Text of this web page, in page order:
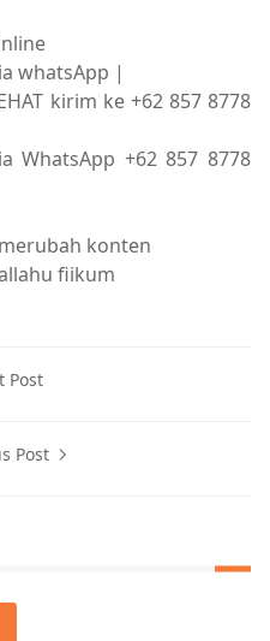
whatsApp |
kirim ke +62 857 8778
WhatsApp +62 857 8778
konten
fiikum
Post
Post